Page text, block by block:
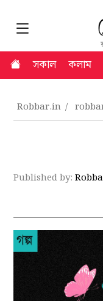
সকাল কলাম
Robbar.in
Published by: